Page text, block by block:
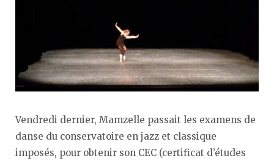
Vendredi dernier, Mamzelle passait les examens de
danse du conservatoire en jazz et classique
imposés, pour obtenir son CEC (certificat d’études